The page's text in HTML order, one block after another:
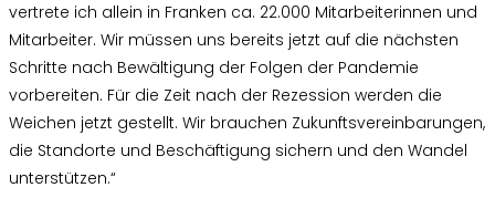
vertrete ich allein in Franken ca. 22.000 Mitarbeiterinnen und
Mitarbeiter. Wir müssen uns bereits jetzt auf die nächsten
Schritte nach Bewältigung der Folgen der Pandemie
vorbereiten. Für die Zeit nach der Rezession werden die
Weichen jetzt gestellt. Wir brauchen Zukunftsvereinbarungen,
die Standorte und Beschäftigung sichern und den Wandel
unterstützen.“